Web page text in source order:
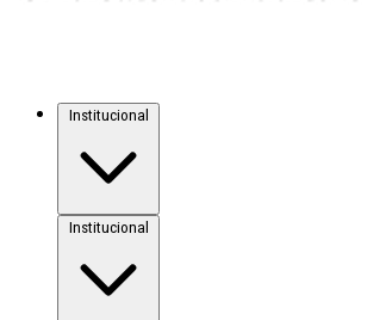
Institucional
Institucional